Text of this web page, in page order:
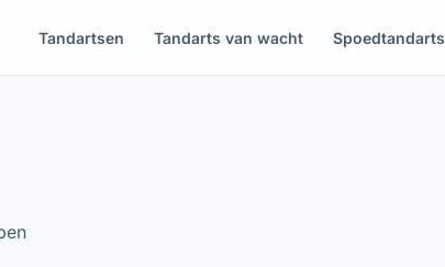
Tandartsen Tandarts van wacht Spoedtandarts